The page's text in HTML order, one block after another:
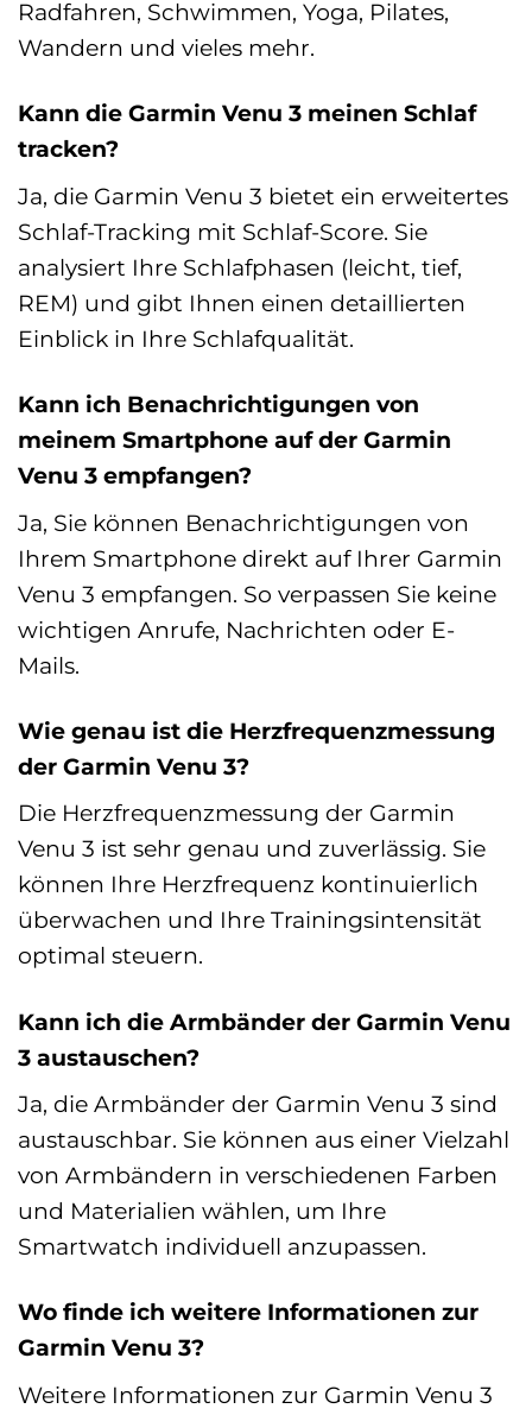
Radfahren, Schwimmen, Yoga, Pilates,
Wandern und vieles mehr.
Kann die Garmin Venu 3 meinen Schlaf
tracken?
Ja, die Garmin Venu 3 bietet ein erweitertes
Schlaf-Tracking mit Schlaf-Score. Sie
analysiert Ihre Schlafphasen (leicht, tief,
REM) und gibt Ihnen einen detaillierten
Einblick in Ihre Schlafqualität.
Kann ich Benachrichtigungen von
meinem Smartphone auf der Garmin
Venu 3 empfangen?
Ja, Sie können Benachrichtigungen von
Ihrem Smartphone direkt auf Ihrer Garmin
Venu 3 empfangen. So verpassen Sie keine
wichtigen Anrufe, Nachrichten oder E-
Mails.
Wie genau ist die Herzfrequenzmessung
der Garmin Venu 3?
Die Herzfrequenzmessung der Garmin
Venu 3 ist sehr genau und zuverlässig. Sie
können Ihre Herzfrequenz kontinuierlich
überwachen und Ihre Trainingsintensität
optimal steuern.
Kann ich die Armbänder der Garmin Venu
3 austauschen?
Ja, die Armbänder der Garmin Venu 3 sind
austauschbar. Sie können aus einer Vielzahl
von Armbändern in verschiedenen Farben
und Materialien wählen, um Ihre
Smartwatch individuell anzupassen.
Wo finde ich weitere Informationen zur
Garmin Venu 3?
Weitere Informationen zur Garmin Venu 3